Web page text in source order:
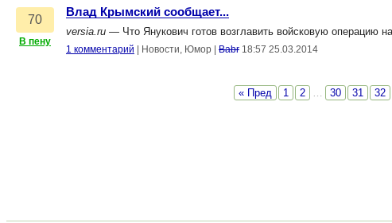
70
В пену
Влад Крымский сообщает...
versia.ru — Что Янукович готов возглавить войсковую операцию
1 комментарий Новости, Юмор Babr 18:57 25.03.2014
« Пред 1 2 … 30 31 32